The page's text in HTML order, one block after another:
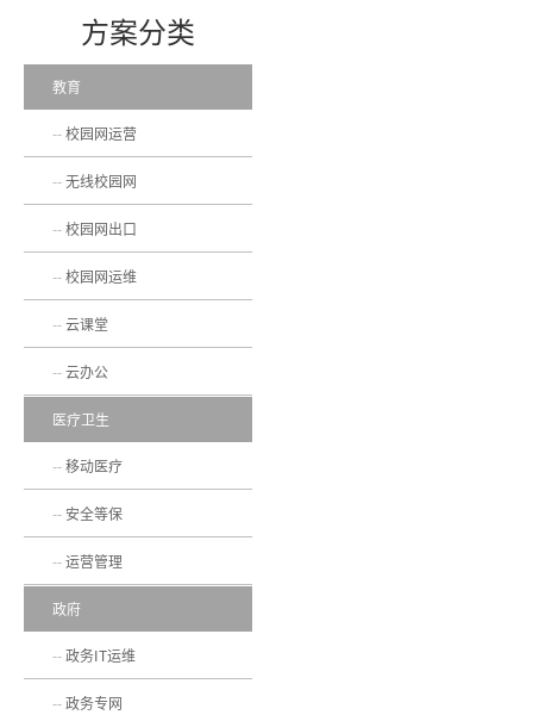
方案分类
教育
校园网运营
无线校园网
校园网出口
校园网运维
云课堂
云办公
医疗卫生
移动医疗
安全等保
运营管理
政府
政务IT运维
政务专网